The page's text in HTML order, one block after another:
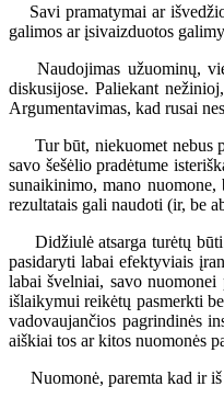
Savi pramatymai ar
galimos ar įsivaizduotos
Naudojimas užuominų,
diskusijose. Paliekant
Argumentavimas, kad rusai
Tur būt, niekuomet nebus
savo šešėlio pradėtume
sunaikinimo, mano
rezultatais gali naudoti (ir, be
Didžiulė atsarga turėtų būti
pasidaryti labai efektyviais
labai švelniai, savo
išlaikymui reikėtų pasmerkti
vadovaujančios pagrindinės
aiškiai tos ar kitos nuomonės
Nuomonė, paremta kad ir iš